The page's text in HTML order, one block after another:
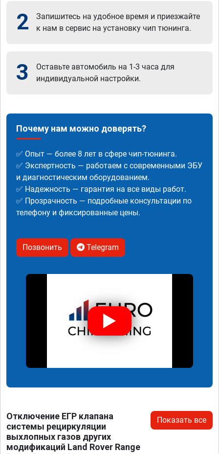
2
Запишитесь на удобное время и приезжайте
к нам в сервис на установку чип тюнинга.
3
Оставьте автомобиль на 1-3 часа для
индивидуальной настройки.
Почему нам можно доверять?
✅ Опыт — более 8 лет в сфере чип-тюнинга.
✅ Экспертность — работаем с современными ЭБУ
и диагностическим оборудованием.
✅ Надежность — гарантия на все виды работ.
✅ Прозрачность — подробные консультации по
телефону и фиксированные цены.
Позвонить Telegram
Отключение ЕГР клапана
системы рециркуляции
выхлопных газов других
модификаций Land Rover Range
Показать все